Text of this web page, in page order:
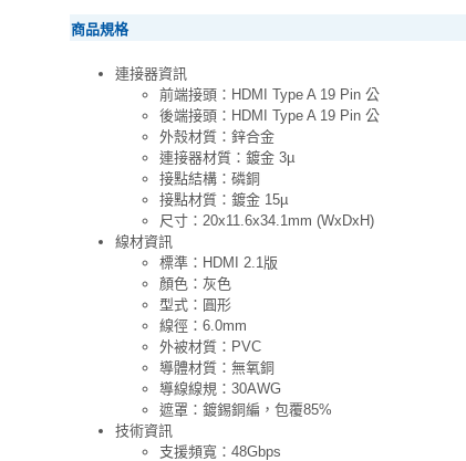
商品規格
連接器資訊
前端接頭：HDMI Type A 19 Pin 公
後端接頭：HDMI Type A 19 Pin 公
外殼材質：鋅合金
連接器材質：鍍金 3µ
接點結構：磷銅
接點材質：鍍金 15µ
尺寸：20x11.6x34.1mm (WxDxH)
線材資訊
標準：HDMI 2.1版
顏色：灰色
型式：圓形
線徑：6.0mm
外被材質：PVC
導體材質：無氧銅
導線線規：30AWG
遮罩：鍍錫銅編，包覆85%
技術資訊
支援頻寬：48Gbps